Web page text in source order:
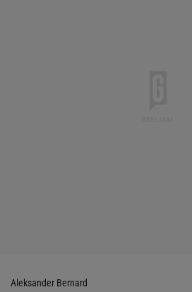
Aleksander Bernard